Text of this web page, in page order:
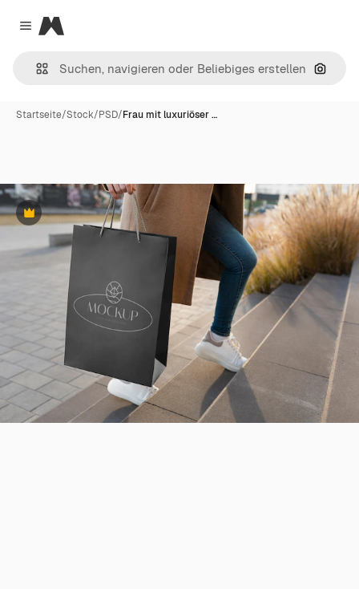
Close menu
Magnific
Nach
Startseite/Stock/PSD/Frau mit luxuriöser …
Premium